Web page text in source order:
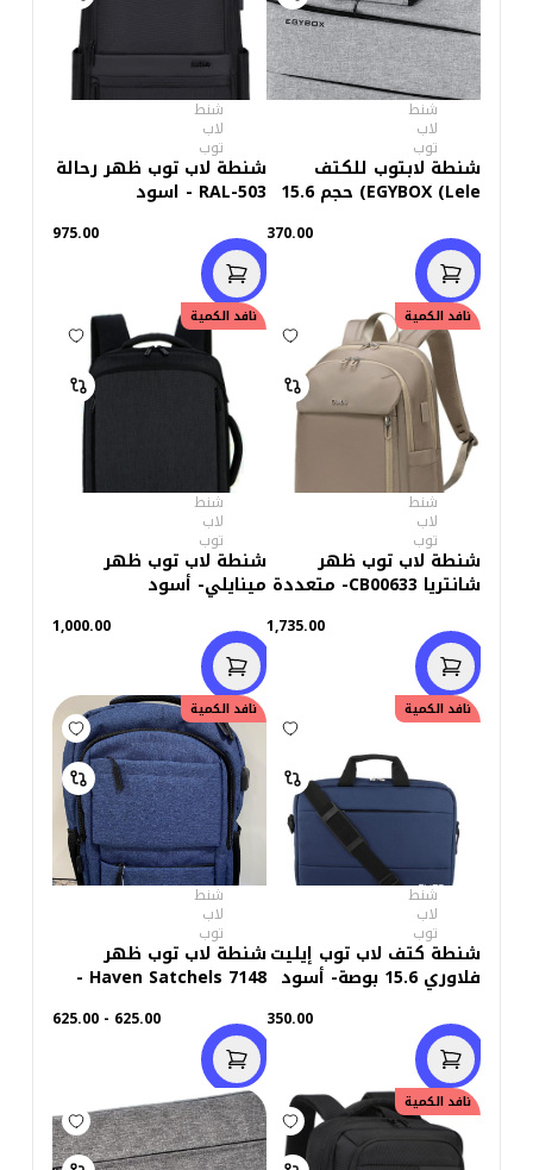
شنط
لاب
توب
شنطة لابتوب للكتف
EGYBOX (Lele) حجم 15.6
370.00
شنط
لاب
توب
شنطة لاب توب ظهر رحالة
RAL-503 - اسود
975.00
نافد الكمية
شنط
لاب
توب
شنطة لاب توب ظهر
شانتريا CB00633- متعددة
للماء 1,735.00
نافد الكمية
شنط
لاب
توب
شنطة لاب توب ظهر
مينايلي- أسود
1,000.00
نافد الكمية
شنط
لاب
توب
شنطة كتف لاب توب إيليت
فلاوري 15.6 بوصة- أسود
350.00
نافد الكمية
شنط
لاب
توب
شنطة لاب توب ظهر
Haven Satchels 7148 -
625.00 - 625.00
نافد الكمية